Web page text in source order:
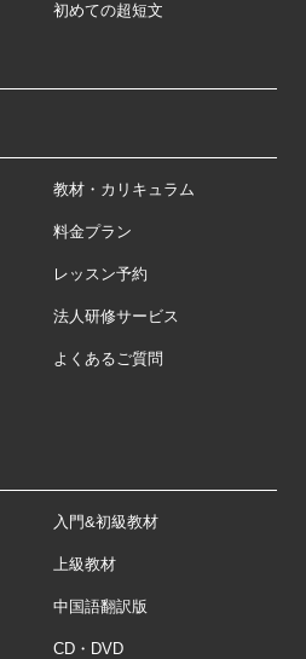
初めての超短文
教材・カリキュラム
料金プラン
レッスン予約
法人研修サービス
よくあるご質問
入門&初級教材
上級教材
中国語翻訳版
CD・DVD